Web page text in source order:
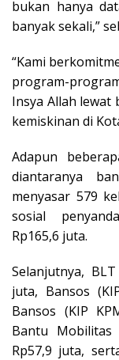
bukan hanya
banyak sekali,”
“Kami
program-
Insya Allah lewat
kemiskinan di
Adapun
diantaranya
menyasar 579
sosial
Rp165,6 juta.
Selanjutnya,
juta, Bansos
Bansos (KIP
Bantu Mobilitas
Rp57,9 juta,